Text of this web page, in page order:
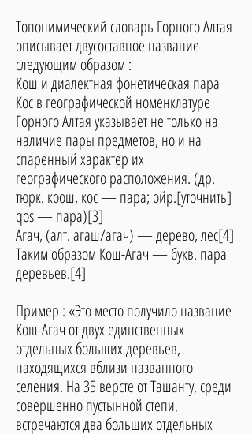
Топонимический словарь Горного Алтая
описывает двусоставное название
следующим образом :
Кош и диалектная фонетическая пара
Кос в географической номенклатуре
Горного Алтая указывает не только на
наличие пары предметов, но и на
спаренный характер их
географического расположения. (др.
тюрк. коош, кос — пара; ойр.[уточнить]
qos — пара)[3]
Агач, (алт. агаш/агач) — дерево, лес[4]
Таким образом Кош-Агач — букв. пара
деревьев.[4]
Пример : «Это место получило название
Кош-Агач от двух единственных
отдельных больших деревьев,
находящихся вблизи названного
селения. На 35 версте от Ташанту, среди
совершенно пустынной степи,
встречаются два больших отдельных